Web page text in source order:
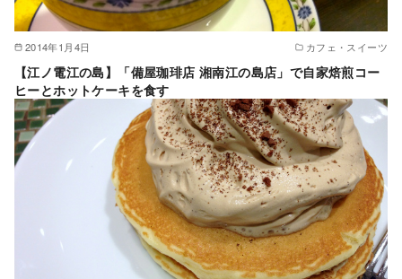
2014年1月4日 カフェ・スイーツ
【江ノ電江の島】「備屋珈琲店 湘南江の島店」で自家焙煎コー
ヒーとホットケーキを食す